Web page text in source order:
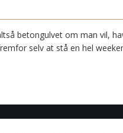
betongulvet om man vil,
selv at stå en hel